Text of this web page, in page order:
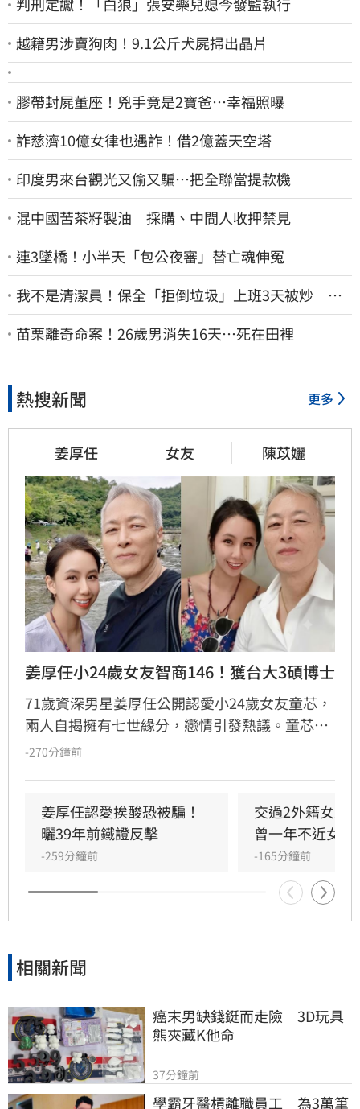
判刑定讞！「白狼」張安樂兒媳今發監執行
越籍男涉賣狗肉！9.1公斤犬屍掃出晶片
膠帶封屍董座！兇手竟是2寶爸…幸福照曝
詐慈濟10億女律也遇詐！借2億蓋天空塔
印度男來台觀光又偷又騙…把全聯當提款機
混中國苦茶籽製油 採購、中間人收押禁見
連3墜橋！小半天「包公夜審」替亡魂伸冤
我不是清潔員！保全「拒倒垃圾」上班3天被炒 找
法院討公道結果出爐
苗栗離奇命案！26歲男消失16天…死在田裡
熱搜新聞 更多
姜厚任 女友 陳苡孋
姜厚任小24歲女友智商146！獲台大3碩博士
71歲資深男星姜厚任公開認愛小24歲女友童芯，
兩人自揭擁有七世緣分，戀情引發熱議。童芯被
譽為全方位學霸，擁有146高智商，不僅取得台
助管理跨領域資源，讓童芯專注研發。童芯除學
術成就外，還具備特殊靈性體驗，曾在廟宇創下
連續擲出42個聖筊的奇蹟。兩人超越傳統男女情
愛，以理性思維與能力互補模式，共同經營科
技、文化與農業事業，展開跨越世紀的合作使
命。
-270分鐘前
姜厚任認愛挨酸恐被騙！
曬39年前鐵證反擊
-259分鐘前
交過2外籍女友
曾一年不近女色
-165分鐘前
相關新聞
癌末男缺錢鋌而走險　3D玩具
熊夾藏K他命
37分鐘前
學霸牙醫槓離職員工　為3萬筆